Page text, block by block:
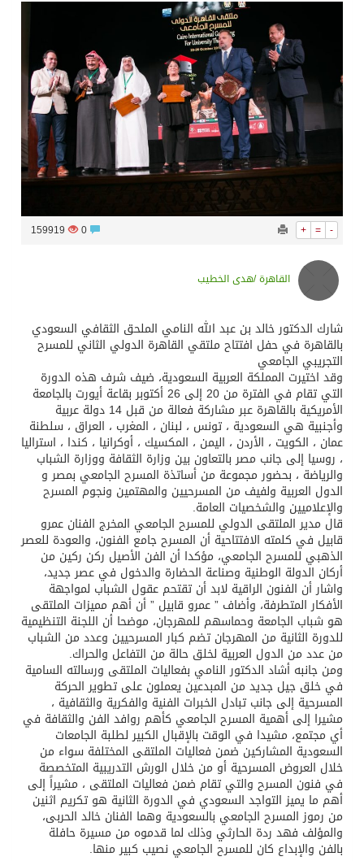
وزارة الحج والعمرة تعلن بدء وصول ضيوف الرحمن إلى المملكة لأداء فريضة الحج
المملكة تؤكد أهمية استمرارية العمليات التشغيلية البحرية وضمان حماية إمدادات الطاقة وسلاسل الإمداد
المحكمة العليا غدٍ الخميس هو المكمل لشهر رمضان
+ = -
159919
القاهرة /هدى الخطيب
شارك الدكتور خالد بن عبد الله النامي الملحق الثقافي السعودي
بالقاهرة في حفل افتتاح ملتقي القاهرة الدولي الثاني للمسرح
التجريبي الجامعي
وقد اختيرت المملكة العربية السعودية، ضيف شرف هذه الدورة
التي تقام في الفترة من 20 إلى 26 أكتوبر بقاعة أيورت بالجامعة
الأمريكية بالقاهرة عبر مشاركة فعالة من قبل 14 دولة عربية
وأجنبية هي السعودية ، تونس ، لبنان ، المغرب ، العراق ، سلطنة
عمان ، الكويت ، الأردن ، اليمن ، المكسيك ، أوكرانيا ، كندا ، استراليا
، روسيا إلى جانب مصر بالتعاون بين وزارة الثقافة ووزارة الشباب
والرياضة ، بحضور مجموعة من أساتذة المسرح الجامعي بمصر و
الدول العربية ولفيف من المسرحيين والمهتمين ونجوم المسرح
والإعلاميين والشخصيات العامة.
قال مدير الملتقى الدولي للمسرح الجامعي المخرج الفنان عمرو
قابيل في كلمته الافتتاحية أن المسرح جامع الفنون، والعودة للعصر
الذهبي للمسرح الجامعي، مؤكدا أن الفن الأصيل ركن ركين من
أركان الدولة الوطنية وصناعة الحضارة والدخول في عصر جديد،
واشار أن الفنون الراقية لابد أن تقتحم عقول الشباب لمواجهة
الأفكار المتطرفة، وأضاف ” عمرو قابيل ” أن أهم مميزات الملتقى
هو شباب الجامعة وحماسهم للمهرجان، موضحا أن اللجنة التنظيمية
للدورة الثانية من المهرجان تضم كبار المسرحيين وعدد من الشباب
من عدد من الدول العربية لخلق حالة من التفاعل والحراك.
ومن جانبه أشاد الدكتور النامي بفعاليات الملتقى ورسالته السامية
في خلق جيل جديد من المبدعين يعملون على تطوير الحركة
المسرحية إلى جانب تبادل الخبرات الفنية والفكرية والثقافية ،
مشيرا إلى أهمية المسرح الجامعي كأهم روافد الفن والثقافة في
أي مجتمع، مشيدا في الوقت بالإقبال الكبير لطلبة الجامعات
السعودية المشاركين ضمن فعاليات الملتقى المختلفة سواء من
خلال العروض المسرحية أو من خلال الورش التدريبية المتخصصة
في فنون المسرح والتي تقام ضمن فعاليات الملتقى ، مشيراً إلى
أهم ما يميز التواجد السعودي في الدورة الثانية هو تكريم اثنين
من رموز المسرح الجامعي بالسعودية وهما الفنان خالد الحربى،
والمؤلف فهد ردة الحارثي وذلك لما قدموه من مسيرة حافلة
بالفن والإبداع كان للمسرح الجامعي نصيب كبير منها.